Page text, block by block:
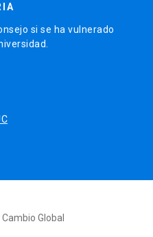
si se ha vulnerado
Global